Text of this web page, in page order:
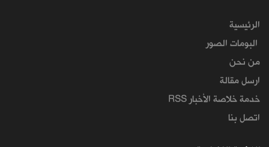
الرئيسية
البومات الصور
من نحن
ارسل مقالة
خدمة خلاصة الأخبار RSS
اتصل بنا